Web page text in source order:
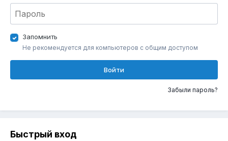
Запомнить
Не рекомендуется для компьютеров с общим доступом
Войти
Забыли пароль?
Быстрый вход